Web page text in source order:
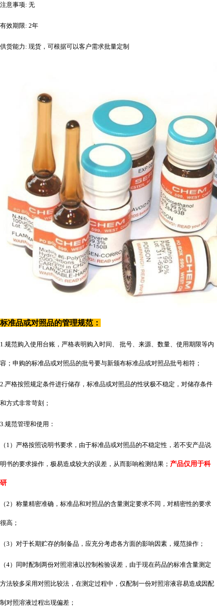
注意事项: 无
有效期限: 2年
供货能力 : 现货，可根据可以客户需求批量定制
标准品或对照品的管理规范：
1.规范购入使用台账，严格表明购入时间、 批号、来源、数量、使用期限等内
容；申购的标准品或对照品的批号要与新颁布标准品或对照品批号相符；
2.严格按照规定条件进行储存，标准品或对照品的性状极不稳定，对储存条件
和方式非常苛刻；
3.规范管理和使用：
（ 1）严格按照说明书要求，由于标准品或对照品的不稳定性，若不安产品说
明书的要求操作，极易造成较大的误差，从而影响检测结果； 产品仅用于科
研
（2）称量精密准确，标准品和对照品的含量测定要求不同，对精密性的要求
很高；
（3）对于长期贮存的制备品，应充分考虑各方面的影响因素，规范操作；
（4）同时配制两份对照溶液以控制检验误差，由于现在药品的标准含量测定
方法较多采用对照比较法，在测定过程中，仅配制一份对照溶液容易造成因配
制对照溶液过程出现偏差；